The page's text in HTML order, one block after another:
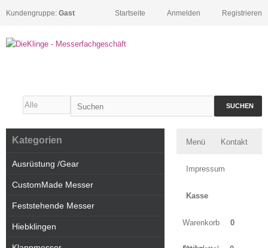
Kundengruppe: Gast Registrieren
Anmelden
Startseite
SUCHEN
Menü Kontakt
Impressum
Kasse
Warenkorb 0
Kategorien
Ausrüstung /Gear
CustomMade Messer
Feststehende Messer
Hiebklingen